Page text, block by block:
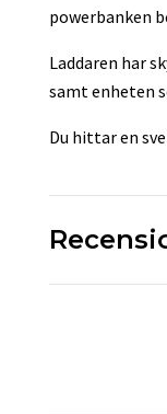
powerbanken
Laddaren har
samt enheten
Du hittar en